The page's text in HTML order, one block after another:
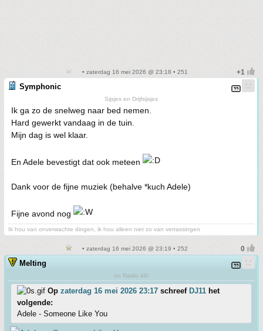
• zaterdag 16 mei 2026 @ 23:18 • 251
Symphonic
Sijsjes en Drijfsijsjes
Ik ga zo de snelweg naar bed nemen.
Hard gewerkt vandaag in de tuin.
Mijn dag is wel klaar.
En Adele bevestigt dat ook meteen
Dank voor de fijne muziek (behalve *kuch Adele)
Fijne avond nog
Ik hou van onverwachte dingen, ik hou alleen niet zo van verrassingen
• zaterdag 16 mei 2026 @ 23:19 • 252
Melting
on Radio 49!
Op zaterdag 16 mei 2026 23:17 schreef DJ11 het
volgende:
Adele - Someone Like You